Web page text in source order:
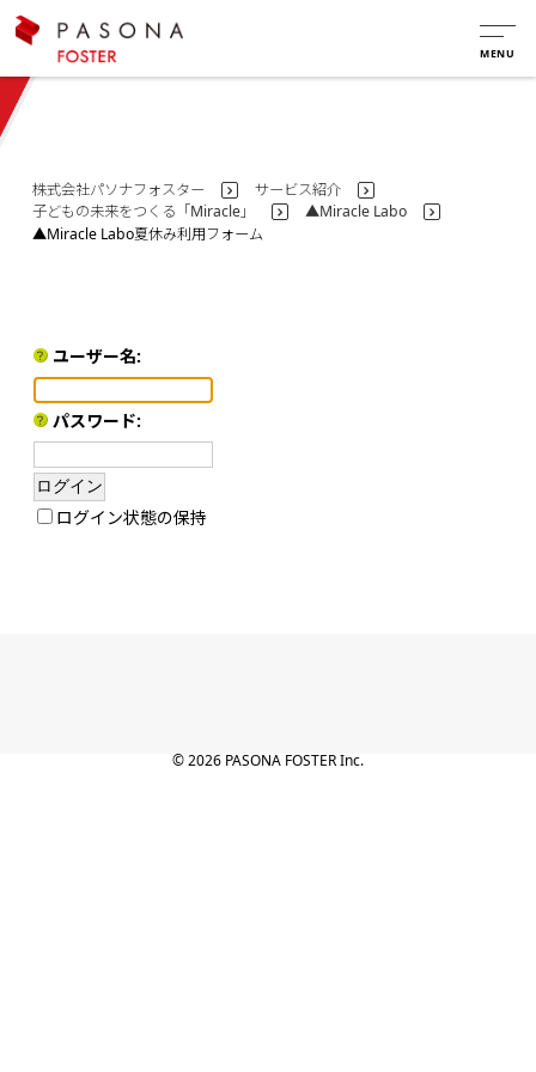
株式会社パソナフォスター >サービス紹介
子どもの未来をつくる「Miracle」
>▲Miracle Labo
▲Miracle Labo夏休み利用フォーム
ユーザー名:
パスワード:
ログイン状態の保持
© 2026 PASONA FOSTER Inc.